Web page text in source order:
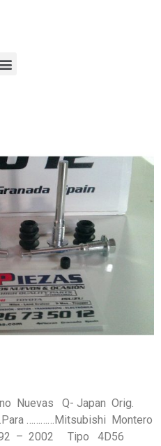
Nuevas Q- Japan Orig.
…………Mitsubishi Montero
– 2002 Tipo 4D56